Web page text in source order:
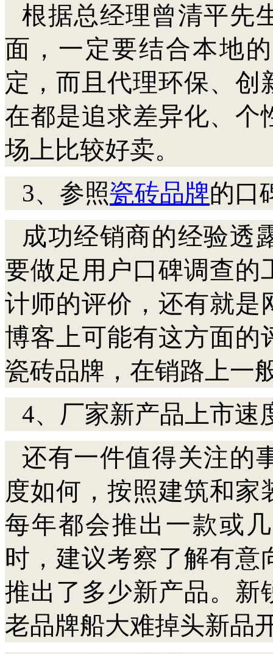
根据总经理曾清平先
面，一定要结合本地
定，而且代理环保、创
在都是追求差异化、个
场上比较好卖。
3、参照瓷砖品牌的口
成功经销商的经验透
要做足用户口碑调查的
计师的评价，还有就是
博客上可能有这方面的
瓷砖品牌，在销路上一
4、厂家新产品上市速
还有一件值得关注的
度如何，按照建筑和
每年都会推出一款或
时，建议考察了解有意
推出了多少新产品。新
老品牌船大难掉头新品